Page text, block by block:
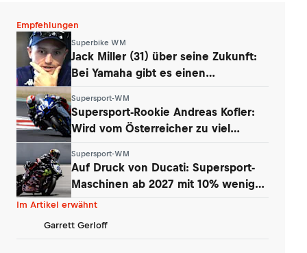
Empfehlungen
Superbike WM
Jack Miller (31) über seine Zukunft:
Bei Yamaha gibt es einen
Supersport-WM
Supersport-Rookie Andreas Kofler:
Wird vom Österreicher zu viel
Supersport-WM
Auf Druck von Ducati: Supersport-
Maschinen ab 2027 mit 10% weniger
Power
Im Artikel erwähnt
Garrett Gerloff